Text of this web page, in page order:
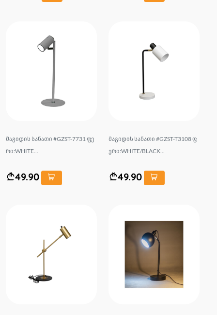
მაგიდის სანათი #GZST-7731 ფე
რი:WHITE...
49.90
მაგიდის სანათი #GZST-T3108 ფ
ერი:WHITE/BLACK...
49.90